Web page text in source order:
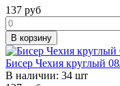
137 руб
В корзину
Бисер Чехия круглый
В наличии: 34 шт